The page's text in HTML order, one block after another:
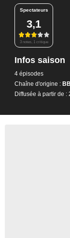
Spectateurs
3,1
3 notes, 1 critique
Infos saison
4 épisodes
Chaîne d'origine :
Diffusée à partir de :